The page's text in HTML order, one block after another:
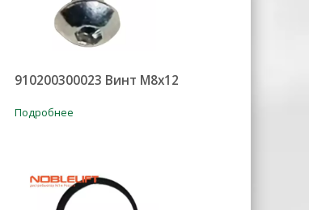
910200300023 Винт М8х12
Подробнее